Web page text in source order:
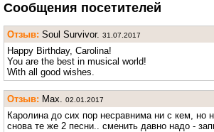
Сообщения посетителей
Отзыв: Soul Survivor. 31.07.2017
Happy Birthday, Carolina!
You are the best in musical world!
With all good wishes.
Отзыв: Max. 02.01.2017
Каролина до сих пор несравнима ни с кем, но
снова те же 2 песни.. сменить давно надо -